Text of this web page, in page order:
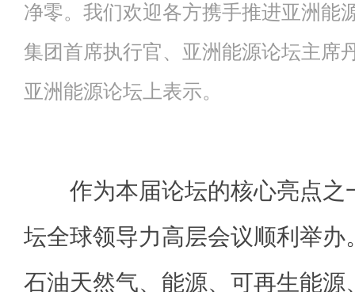
净零。我们欢迎各方携手推进亚洲能
集团首席执行官、亚洲能源论坛主席
亚洲能源论坛上表示。
作为本届论坛的核心亮点之
坛全球领导力高层会议顺利举办
石油天然气、能源、可再生能源